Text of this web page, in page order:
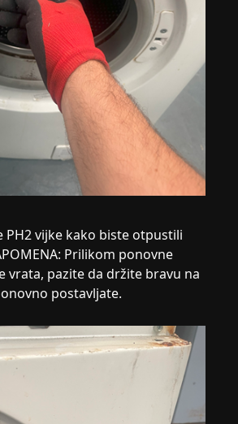
PH2 vijke kako biste otpustili
Prilikom ponovne
vrata, pazite da držite bravu na
postavljate.